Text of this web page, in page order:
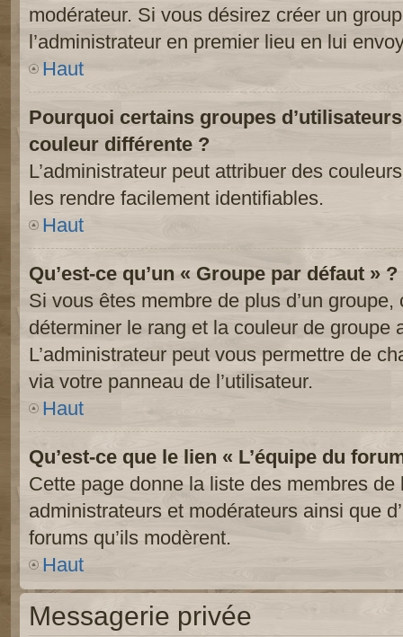
modérateur. Si vous désirez créer un
l’administrateur en premier lieu en lui
Haut
Pourquoi certains groupes
couleur différente ?
L’administrateur peut attribuer des
les rendre facilement identifiables.
Haut
Qu’est-ce qu’un « Groupe par défaut » ?
Si vous êtes membre de plus d’un
déterminer le rang et la couleur de groupe
L’administrateur peut vous permettre de
via votre panneau de l’utilisateur.
Haut
Qu’est-ce que le lien « L’équipe du
Cette page donne la liste des membres de
administrateurs et modérateurs ainsi que
forums qu’ils modèrent.
Haut
Messagerie privée